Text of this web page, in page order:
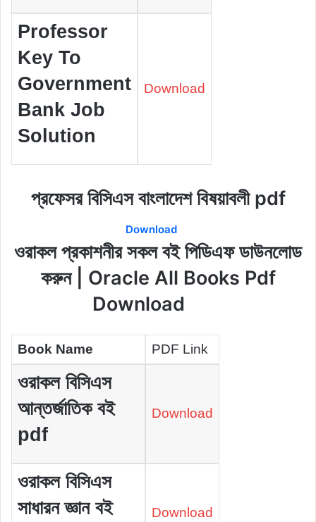
Professor
Key To
Government
Bank Job
Solution
Download
প্রফেসর বিসিএস বাংলাদেশ বিষয়াবলী pdf
Download
ওরাকল প্রকাশনীর সকল বই পিডিএফ ডাউনলোড
করুন | Oracle All Books Pdf
Download
Book Name PDF Link
ওরাকল বিসিএস
আন্তর্জাতিক বই
pdf
Download
ওরাকল বিসিএস
সাধারন জ্ঞান বই
Download